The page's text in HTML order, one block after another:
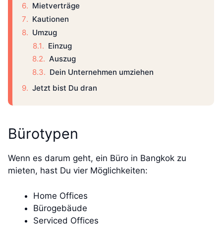
Mietverträge
Kautionen
Umzug
Einzug
Auszug
Dein Unternehmen umziehen
Jetzt bist Du dran
Bürotypen
Wenn es darum geht, ein Büro in Bangkok zu
mieten, hast Du vier Möglichkeiten:
Home Offices
Bürogebäude
Serviced Offices